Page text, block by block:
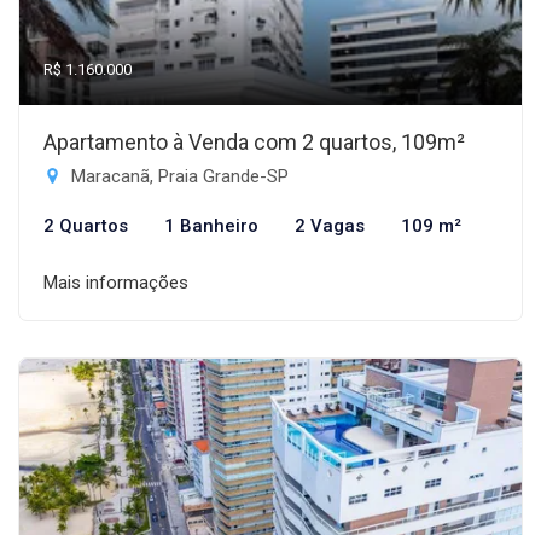
R$ 1.160.000
Apartamento à Venda com 2 quartos, 109m²
Maracanã, Praia Grande-SP
2 Quartos 1 Banheiro 2 Vagas 109 m²
Mais informações